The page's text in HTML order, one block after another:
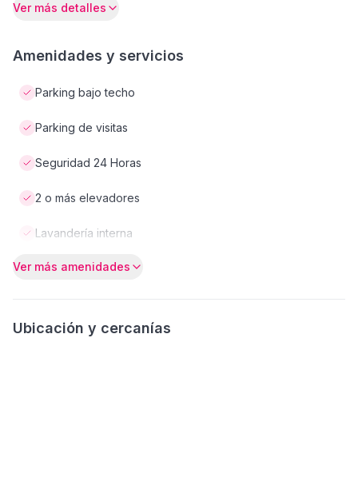
Ver más detalles
Amenidades y servicios
Parking bajo techo
Parking de visitas
Seguridad 24 Horas
2 o más elevadores
Lavandería interna
Ver más amenidades
Ubicación y cercanías